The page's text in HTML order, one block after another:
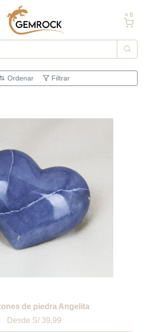
× 0
Ordenar Filtrar
de piedra Angelita
Desde S/ 39.99